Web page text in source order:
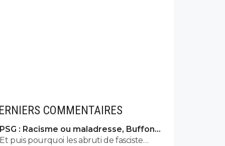
COMMENTAIRES
PSG : Racisme ou maladresse, Buffon
écarte Suzuki
Et puis pourquoi les abruti de fasciste